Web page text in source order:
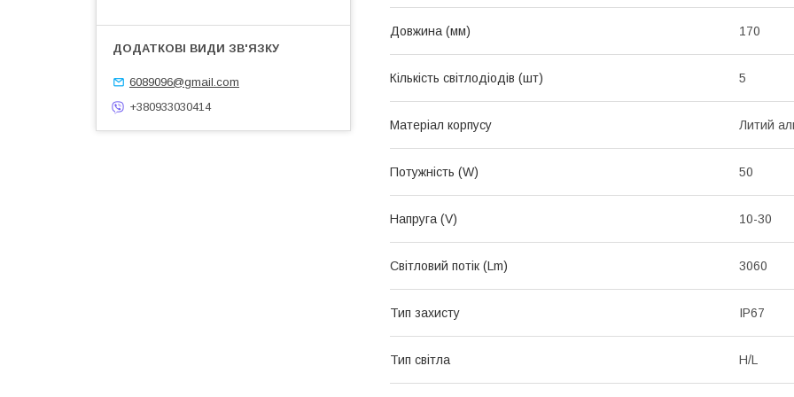
Довжина (мм) 170
Кількість світлодіодів (шт) 5
Матеріал корпусу Литий
Потужність (W) 50
Напруга (V) 10-30
Світловий потік (Lm) 3060
Тип захисту IP67
Тип світла H/L
6089096@gmail.com
+380933030414